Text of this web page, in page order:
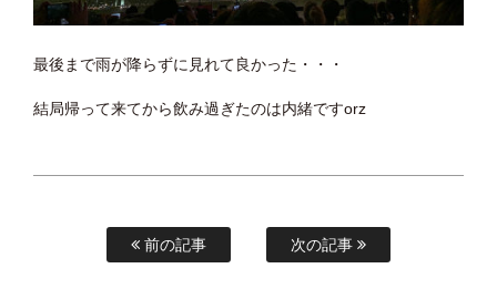
最後まで雨が降らずに見れて良かった・・・
結局帰って来てから飲み過ぎたのは内緒ですorz
前の記事 次の記事